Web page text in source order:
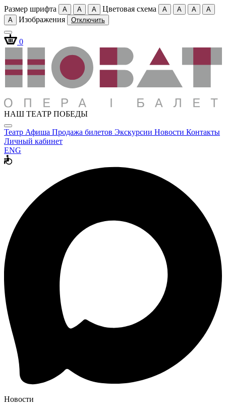
Размер шрифта A A A Цветовая схема A A A
A
A
Изображения Отключить
0
НАШ ТЕАТР ПОБЕДЫ
Театр Афиша Продажа билетов Экскурсии Новости Контакты
Личный кабинет
ENG
Новости